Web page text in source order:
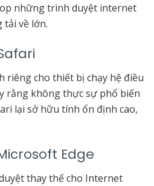
những trình duyệt internet
tải về lớn.
riêng cho thiết bị chạy hệ điều
rằng không thực sự phổ biến
lại sở hữu tính ổn định cao,
Edge
thay thế cho Internet